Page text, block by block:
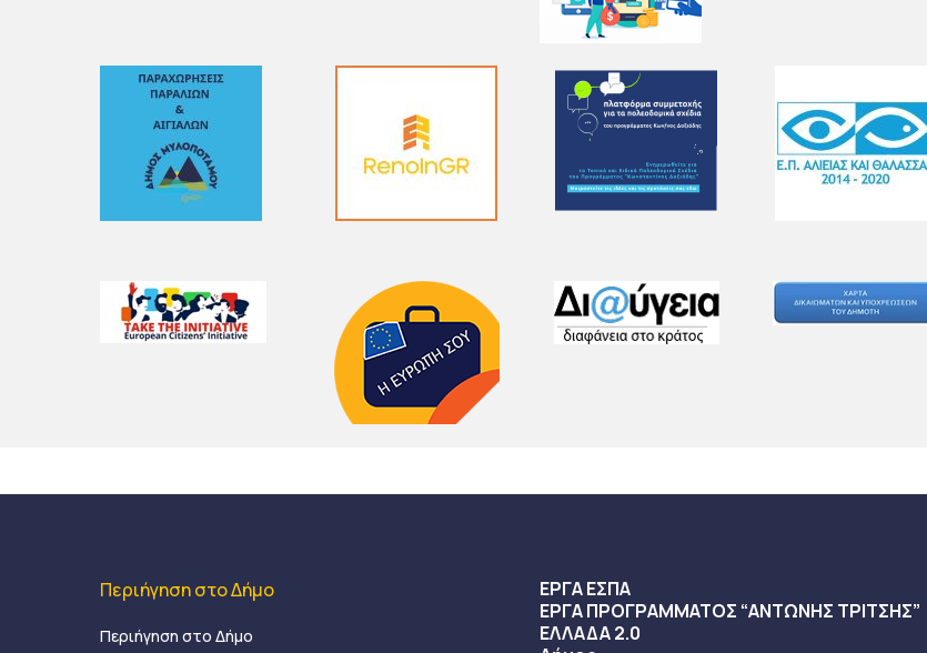
Περιήγηση στο Δήμο
Περιήγηση στο Δήμο
ΕΡΓΑ ΕΣΠΑ
ΕΡΓΑ ΠΡΟΓΡΑΜΜΑΤΟΣ “ΑΝΤΩΝΗΣ ΤΡΙΤΣΗΣ”
ΕΛΛΑΔΑ 2.0